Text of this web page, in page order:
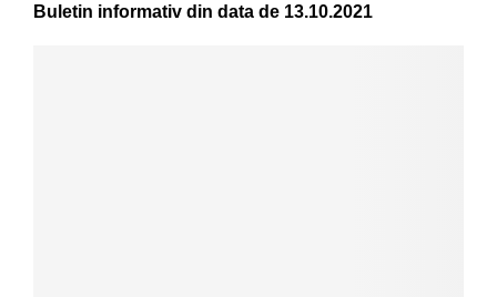
Buletin informativ din data de 13.10.2021